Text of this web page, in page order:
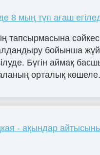
8 мың түп ағаш
тапсырмасына
бойынша
Бүгін аймақ
орталық
- ақындар